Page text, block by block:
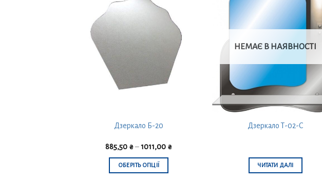
Дзеркало Б-20
885,50 ₴–1011,00 ₴
ОБЕРІТЬ ОПЦІЇ
НЕМАЄ В НАЯВНОСТІ
Дзеркало Т-02-С
ЧИТАТИ ДАЛІ